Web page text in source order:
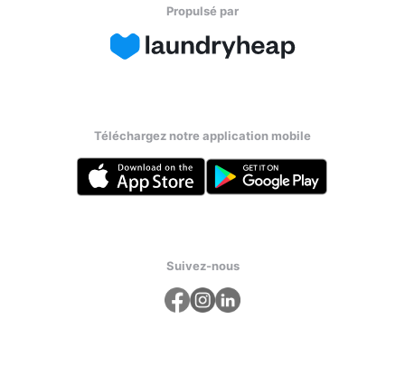
Propulsé par
Téléchargez notre application mobile
Suivez-nous